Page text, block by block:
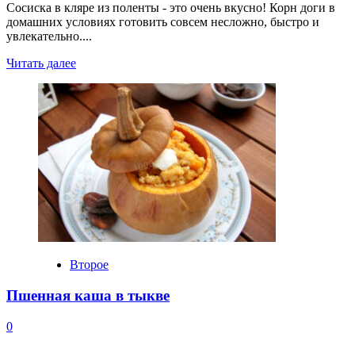
Сосиска в кляре из поленты - это очень вкусно! Корн доги в
домашних условиях готовить совсем несложно, быстро и
увлекательно....
Читать далееПрочитать
о
Корн
доги
Второе
Пшенная каша в тыкве
0